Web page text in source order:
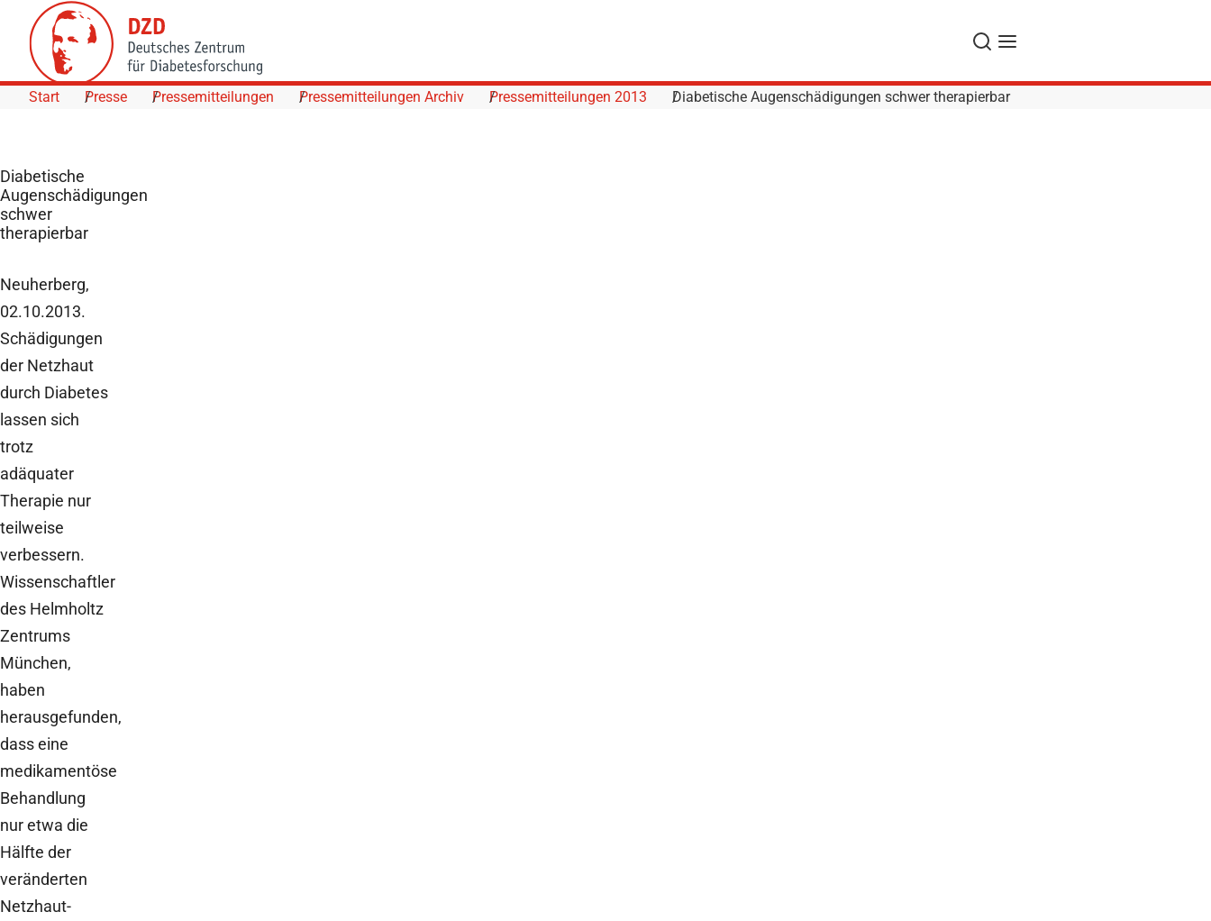
Skip to Content
SucheNavigation
Start Presse Pressemitteilungen Pressemitteilungen Archiv Pressemitteilungen 2013 Diabetische Augenschädigungen schwer therapierbar
Diabetische
Augenschädigungen
schwer
therapierbar
Neuherberg,
02.10.2013.
Schädigungen
der Netzhaut
durch Diabetes
lassen sich
trotz
adäquater
Therapie nur
teilweise
verbessern.
Wissenschaftler
des Helmholtz
Zentrums
München,
haben
herausgefunden,
dass eine
medikamentöse
Behandlung
nur etwa die
Hälfte der
veränderten
Netzhaut-